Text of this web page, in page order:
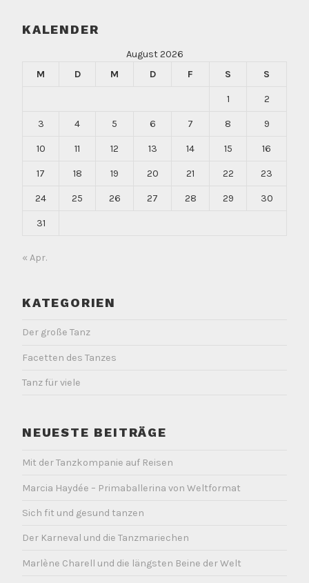
KALENDER
August 2026
M
D M D F S S
1 2
3 4 5 6 7 8 9
10 11 12 13 14 15 16
17 18 19 20 21 22 23
24 25 26 27 28 29 30
31
« Apr.
KATEGORIEN
Der große Tanz
Facetten des Tanzes
Tanz für viele
NEUESTE BEITRÄGE
Mit der Tanzkompanie auf Reisen
Marcia Haydée – Primaballerina von Weltformat
Sich fit und gesund tanzen
Der Karneval und die Tanzmariechen
Marlène Charell und die längsten Beine der Welt